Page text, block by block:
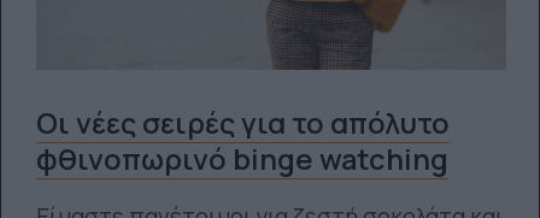
Οι νέες σειρές για το απόλυτο
φθινοπωρινό binge watching